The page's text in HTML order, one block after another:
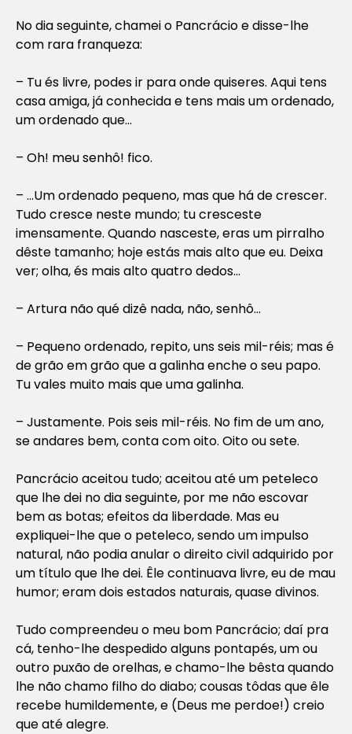
No dia seguinte, chamei o Pancrácio e disse-lhe
com rara franqueza:
– Tu és livre, podes ir para onde quiseres. Aqui tens
casa amiga, já conhecida e tens mais um ordenado,
um ordenado que…
– Oh! meu senhô! fico.
– …Um ordenado pequeno, mas que há de crescer.
Tudo cresce neste mundo; tu cresceste
imensamente. Quando nasceste, eras um pirralho
dêste tamanho; hoje estás mais alto que eu. Deixa
ver; olha, és mais alto quatro dedos…
– Artura não qué dizê nada, não, senhô…
– Pequeno ordenado, repito, uns seis mil-réis; mas é
de grão em grão que a galinha enche o seu papo.
Tu vales muito mais que uma galinha.
– Justamente. Pois seis mil-réis. No fim de um ano,
se andares bem, conta com oito. Oito ou sete.
Pancrácio aceitou tudo; aceitou até um peteleco
que lhe dei no dia seguinte, por me não escovar
bem as botas; efeitos da liberdade. Mas eu
expliquei-lhe que o peteleco, sendo um impulso
natural, não podia anular o direito civil adquirido por
um título que lhe dei. Êle continuava livre, eu de mau
humor; eram dois estados naturais, quase divinos.
Tudo compreendeu o meu bom Pancrácio; daí pra
cá, tenho-lhe despedido alguns pontapés, um ou
outro puxão de orelhas, e chamo-lhe bêsta quando
lhe não chamo filho do diabo; cousas tôdas que êle
recebe humildemente, e (Deus me perdoe!) creio
que até alegre.